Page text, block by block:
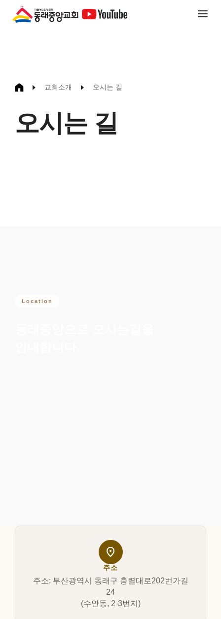
교회소개 오시는 길
오시는 길
Location
location_on
주소
주소: 부산광역시 동래구 충렬대로202번가길
24
(수안동, 2-3번지)